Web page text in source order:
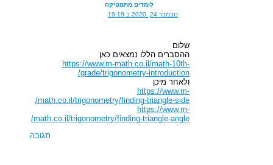
לומדים מתמטיקה
נובמבר 24, 2020 ב 19:19
שלום
ההסברים הללו נמצאים כאן
https://www.m-math.co.il/math-10th-
grade/trigonometry-introduction/
ולאחר מיכן
https://www.m-
math.co.il/trigonometry/finding-triangle-side/
https://www.m-
math.co.il/trigonometry/finding-triangle-angle/
תגובה